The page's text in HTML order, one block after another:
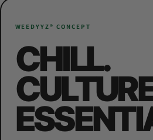
WEEDYYZ®︎ CONCEPT
CHILL.